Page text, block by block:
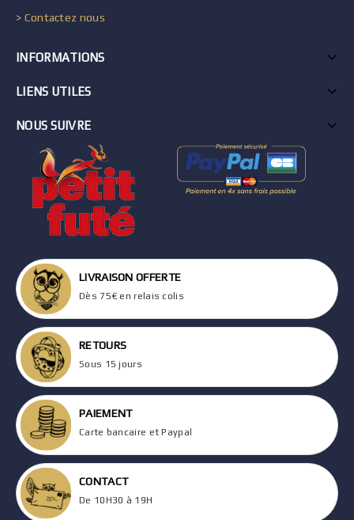
> Contactez nous
INFORMATIONS
LIENS UTILES
NOUS SUIVRE
LIVRAISON OFFERTE
Dès 75€ en relais colis
RETOURS
Sous 15 jours
PAIEMENT
Carte bancaire et Paypal
CONTACT
De 10H30 à 19H